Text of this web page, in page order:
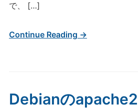
で、 […]
Continue Reading →
Debianの